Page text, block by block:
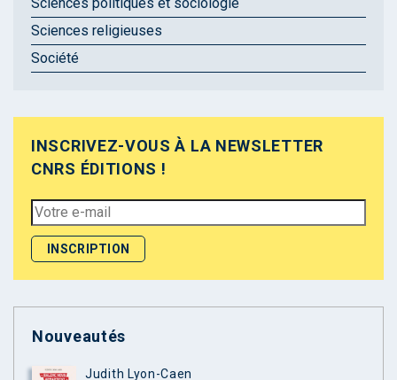
Sciences religieuses
Société
INSCRIVEZ-VOUS À LA NEWSLETTER
CNRS ÉDITIONS !
Nouveautés
Judith Lyon-Caen